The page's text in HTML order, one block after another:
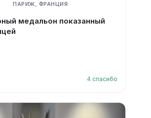
ПАРИЖ, ФРАНЦИЯ
медальон показанный
4 спасибо